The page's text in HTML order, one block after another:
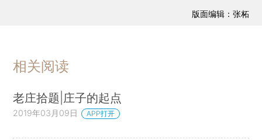
版面编辑：张柘
相关阅读
老庄拾题|庄子的起点
2019年03月09日 APP打开